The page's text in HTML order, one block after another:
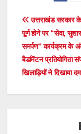
Post
उत्तराखंड सरकार के
पूर्ण होने पर “सेवा,
समर्पण” कार्यक्रम के
बैडमिंटन प्रतियोगिता
खिलाड़ियों ने दिखाया दम